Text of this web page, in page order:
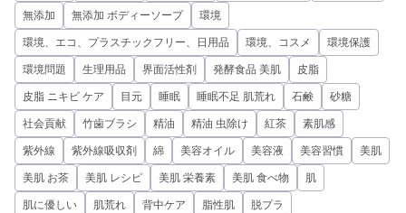
無添加 無添加 ボディーソープ 環境
環境、エコ、プラスチックフリー、日用品 環境、コスメ 環境保護
環境問題 生理用品 界面活性剤 発酵食品 美肌 皮脂
皮脂 ニキビ ケア 目元 睡眠 睡眠不足 肌荒れ 石鹸 砂糖
社会貢献 竹歯ブラシ 精油 精油 虫除け 紅茶 素肌感
紫外線 紫外線吸収剤 綿 美容オイル 美容液 美容習慣 美肌
美肌 お茶 美肌 レシピ 美肌 栄養素 美肌 食べ物 肌
肌に優しい 肌荒れ 背中ケア 脂性肌 脱プラ